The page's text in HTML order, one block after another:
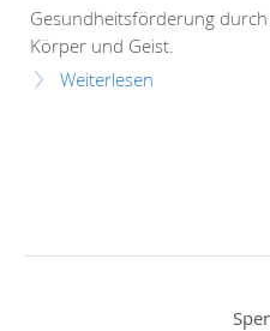
Gesundheitsförderung
Körper und Geist.
Weiterlesen